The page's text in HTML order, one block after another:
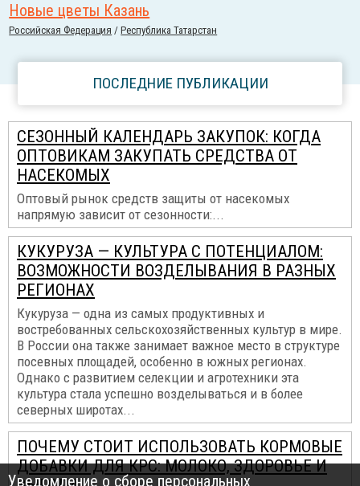
Новые цветы Казань
Российcкая Федерация /Республика Татарстан
ПОСЛЕДНИЕ ПУБЛИКАЦИИ
СЕЗОННЫЙ КАЛЕНДАРЬ ЗАКУПОК: КОГДА
ОПТОВИКАМ ЗАКУПАТЬ СРЕДСТВА ОТ
НАСЕКОМЫХ
Оптовый рынок средств защиты от насекомых
напрямую зависит от сезонности:...
КУКУРУЗА — КУЛЬТУРА С ПОТЕНЦИАЛОМ:
ВОЗМОЖНОСТИ ВОЗДЕЛЫВАНИЯ В РАЗНЫХ
РЕГИОНАХ
Кукуруза — одна из самых продуктивных и
востребованных сельскохозяйственных культур в мире.
В России она также занимает важное место в структуре
посевных площадей, особенно в южных регионах.
Однако с развитием селекции и агротехники эта
культура стала успешно возделываться и в более
северных широтах...
ПОЧЕМУ СТОИТ ИСПОЛЬЗОВАТЬ КОРМОВЫЕ
ДОБАВКИ ДЛЯ КРС: МОЛОКО, ЗДОРОВЬЕ И
Уведомление о сборе персональных